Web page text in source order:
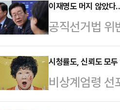
영이 '7인의
렵고 어수선한
는 자리가 마
도 못했던 상
"무엇보다도
분들,…
이재명도 머지 않았
공직선거법 위
은 더불어민주
항소심 재판
이 수령했기
11일 재차 보
시청률도, 신뢰도 모
비상계엄령 선
들이 결방했지